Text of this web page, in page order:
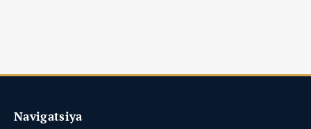
Navigatsiya